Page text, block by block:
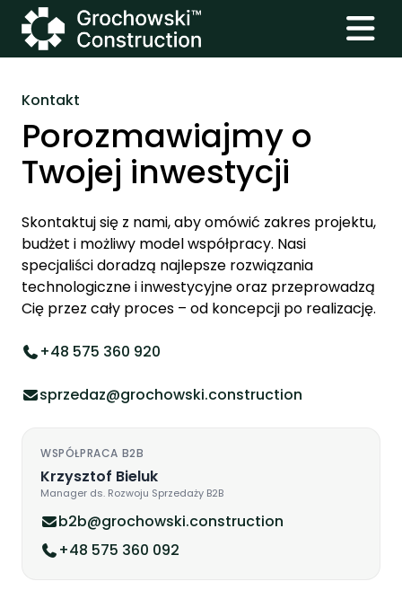
Kontakt
Porozmawiajmy o
Twojej inwestycji
Skontaktuj się z nami, aby omówić zakres projektu,
budżet i możliwy model współpracy. Nasi
specjaliści doradzą najlepsze rozwiązania
technologiczne i inwestycyjne oraz przeprowadzą
Cię przez cały proces – od koncepcji po realizację.
+48 575 360 920
sprzedaz@grochowski.construction
WSPÓŁPRACA B2B
Krzysztof Bieluk
Manager ds. Rozwoju Sprzedaży B2B
b2b@grochowski.construction
+48 575 360 092